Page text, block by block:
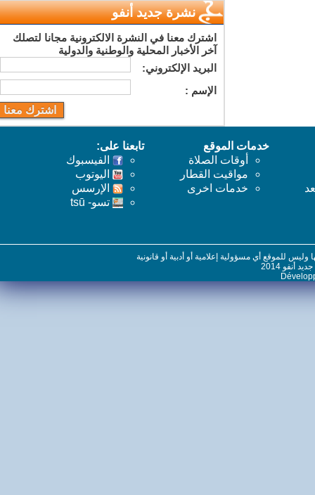
نشرة جديد أنفو
اشترك معنا في النشرة الالكترونية مجانا لتصلك
آخر الأخبار المحلية والوطنية والدولية
البريد اﻹلكتروني:
اﻹسم :
خدمات الموقع
أوقات الصلاة
مواقيت القطار
خدمات اخرى
تابعنا على:
الفيسبوك
اليوتوب
اﻹرسس
تسو- tsū
للموقع أي مسؤولية إعلامية أو أدبية أو قانونية
2014